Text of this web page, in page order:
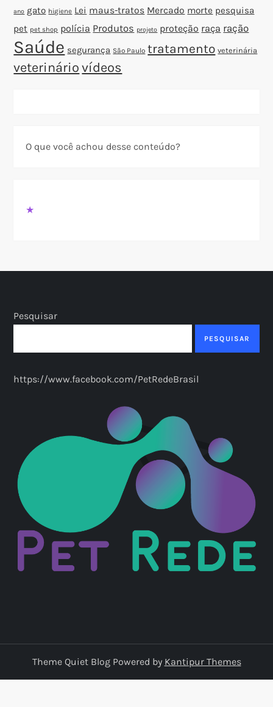
ano gato higiene Lei maus-tratos Mercado morte pesquisa
pet pet shop polícia Produtos projeto proteção raça ração
Saúde segurança São Paulo tratamento veterinária
veterinário vídeos
O que você achou desse conteúdo?
★
Pesquisar
PESQUISAR
https://www.facebook.com/PetRedeBrasil
Theme Quiet Blog Powered by Kantipur Themes